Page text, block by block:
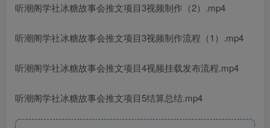
听潮阁学社冰糖故事会推文项目3视频制作（2）.mp4
听潮阁学社冰糖故事会推文项目3视频制作流程（1）.mp4
听潮阁学社冰糖故事会推文项目4视频挂载发布流程.mp4
听潮阁学社冰糖故事会推文项目5结算总结.mp4